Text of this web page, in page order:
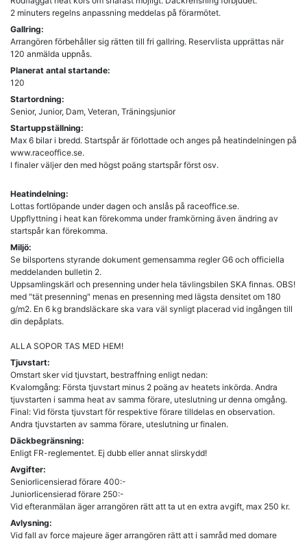
Gallring:
Arrangören förbehåller sig rätten till fri gallring. Reservlista upprättas när
120 anmälda uppnås.
Planerat antal startande:
120
Startordning:
Senior, Junior, Dam, Veteran, Träningsjunior
Startuppställning:
Max 6 bilar i bredd. Startspår är förlottade och anges på heatindelningen på
www.raceoffice.se.
I finaler väljer den med högst poäng startspår först osv.
Heatindelning:
Lottas fortlöpande under dagen och anslås på raceoffice.se.
Uppflyttning i heat kan förekomma under framkörning även ändring av
startspår kan förekomma.
Miljö:
Se bilsportens styrande dokument gemensamma regler G6 och officiella
meddelanden bulletin 2.
Uppsamlingskärl och presenning under hela tävlingsbilen SKA finnas. OBS!
med "tät presenning" menas en presenning med lägsta densitet om 180
g/m2. En 6 kg brandsläckare ska vara väl synligt placerad vid ingången till
din depåplats.
ALLA SOPOR TAS MED HEM!
Tjuvstart:
Omstart sker vid tjuvstart, bestraffning enligt nedan:
Kvalomgång: Första tjuvstart minus 2 poäng av heatets inkörda. Andra
tjuvstarten i samma heat av samma förare, uteslutning ur denna omgång.
Final: Vid första tjuvstart för respektive förare tilldelas en observation.
Andra tjuvstarten av samma förare, uteslutning ur finalen.
Däckbegränsning:
Enligt FR-reglementet. Ej dubb eller annat slirskydd!
Avgifter:
Seniorlicensierad förare 400:-
Juniorlicensierad förare 250:-
Vid efteranmälan äger arrangören rätt att ta ut en extra avgift, max 250 kr.
Avlysning:
Vid fall av force majeure äger arrangören rätt att i samråd med domare